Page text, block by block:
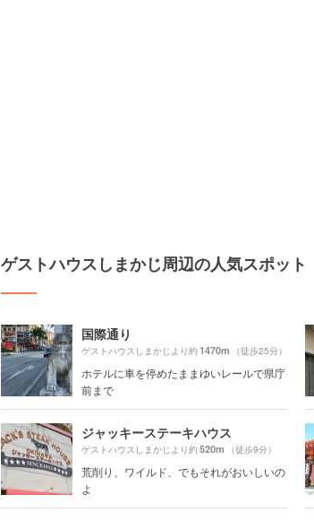
ゲストハウスしまかじ周辺の人気スポット
国際通り
ゲストハウスしまかじより約1470m （徒歩25分）
ホテルに車を停めたままゆいレールで県庁
前まで
ジャッキーステーキハウス
ゲストハウスしまかじより約520m （徒歩9分）
荒削り、ワイルド、でもそれがおいしいの
よ